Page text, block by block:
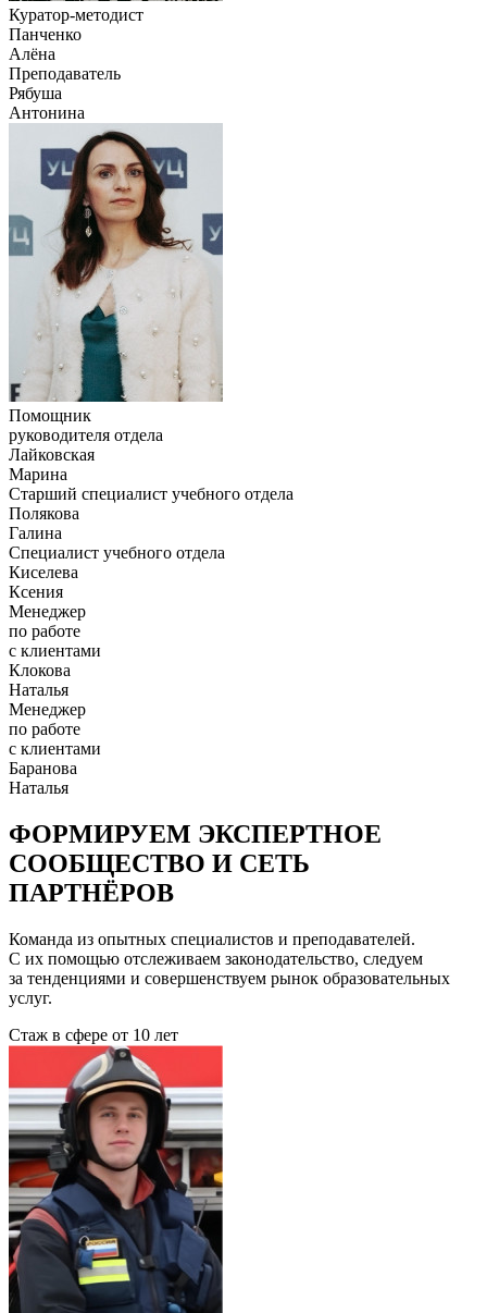
Куратор-методист
Панченко
Алёна
Преподаватель
Рябуша
Антонина
Помощник
руководителя отдела
Лайковская
Марина
Старший специалист учебного отдела
Полякова
Галина
Специалист учебного отдела
Киселева
Ксения
Менеджер
по работе
с клиентами
Клокова
Наталья
Менеджер
по работе
с клиентами
Баранова
Наталья
ФОРМИРУЕМ ЭКСПЕРТНОЕ
СООБЩЕСТВО И СЕТЬ
ПАРТНЁРОВ
Команда из опытных специалистов и преподавателей.
С их помощью отслеживаем законодательство, следуем
за тенденциями и совершенствуем рынок образовательных
услуг.
Стаж в сфере от 10 лет